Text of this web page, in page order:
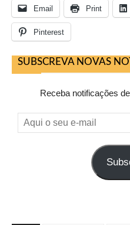
Email Print
Pinterest
SUBSCREVA NOVAS
Receba notificações
Aqui
o